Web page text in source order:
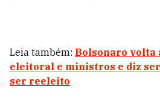
Leia também: Bolsonaro volta
eleitoral e ministros e diz
ser reeleito